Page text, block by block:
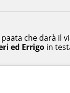
che darà il
ed Errigo in